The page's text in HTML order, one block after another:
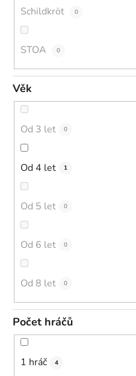
Schildkröt 0
STOA 0
Věk
Od 3 let 0
Od 4 let 1
Od 5 let 0
Od 6 let 0
Od 8 let 0
Počet hráčů
1 hráč 4